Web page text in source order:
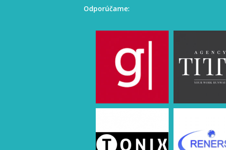
Odporúčame: